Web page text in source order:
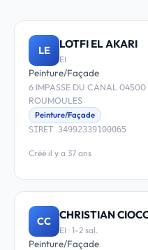
LE LOTFI EL AKARI
EI
Peinture/Façade
6 IMPASSE DU CANAL
ROUMOULES
Peinture/Façade
SIRET 34992339100065
Créé il y a 37 ans
CC CHRISTIAN
EI · 1-2 sal.
Peinture/Façade